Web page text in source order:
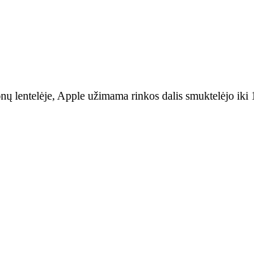
lentelėje, Apple užimama rinkos dalis smuktelėjo